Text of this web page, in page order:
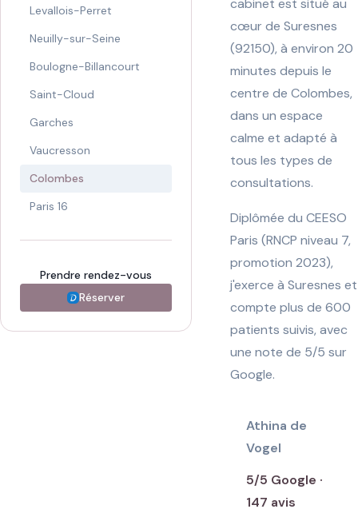
Levallois-Perret
Neuilly-sur-Seine
Boulogne-Billancourt
Saint-Cloud
Garches
Vaucresson
Colombes
Paris 16
Prendre rendez-vous
Réserver
cabinet est situé au
cœur de Suresnes
(92150), à environ 20
minutes depuis le
centre de Colombes,
dans un espace
calme et adapté à
tous les types de
consultations.
Diplômée du CEESO
Paris (RNCP niveau 7,
promotion 2023),
j'exerce à Suresnes et
compte plus de 600
patients suivis, avec
une note de 5/5 sur
Google.
Athina de
Vogel
5/5 Google ·
147 avis